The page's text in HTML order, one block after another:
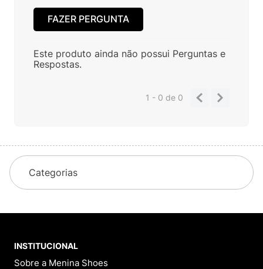
FAZER PERGUNTA
Este produto ainda não possui Perguntas e
Respostas.
1 - 0de 0
Categorias
INSTITUCIONAL
Sobre a Menina Shoes